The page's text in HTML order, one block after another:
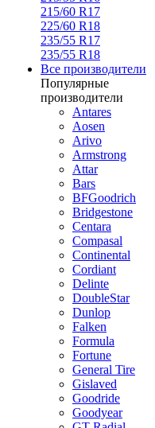
215/60 R17
225/60 R18
235/55 R17
235/55 R18
Все производители
Популярные
производители
Antares
Aosen
Arivo
Armstrong
Attar
Bars
BFGoodrich
Bridgestone
Centara
Compasal
Continental
Cordiant
Delinte
DoubleStar
Dunlop
Falken
Formula
Fortune
General Tire
Gislaved
Goodride
Goodyear